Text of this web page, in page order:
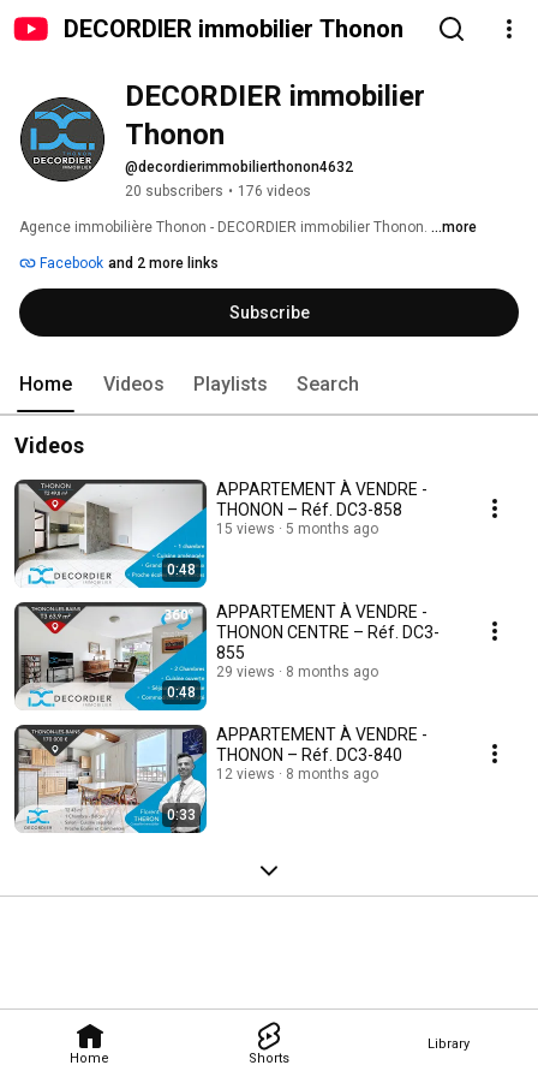
DECORDIER immobilier Thonon
Home Shorts
Library
DECORDIER immobilier
Thonon
@decordierimmobilierthonon4632
20 subscribers • 176 videos
Agence immobilière Thonon - DECORDIER immobilier Thonon. ...more
Facebook and 2 more links
Subscribe
Home Videos Playlists Search
Videos
0:48
APPARTEMENT À VENDRE -
THONON – Réf. DC3-858
15 views 5 months ago
0:48
APPARTEMENT À VENDRE -
THONON CENTRE – Réf. DC3-
855
29 views 8 months ago
0:33
APPARTEMENT À VENDRE -
THONON – Réf. DC3-840
12 views 8 months ago